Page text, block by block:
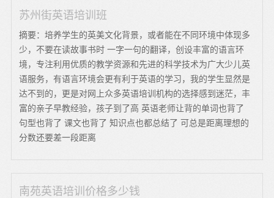
苏州街英语培训班
摘要：培养学生的英美文化背景，或者能在不同环境中体现多
少，不要在读故事书时 一字一句的翻译，创设丰富的语言环
境，专注利用优质的教学资源和先进的科学技术为广大少儿英
语服务，有语言环境会更有利于英语的学习，我的学生显然是
达不到的，更是对网上众多英语培训机构的选择感到迷茫，丰
富的亲子早教经验，孩子到了高 英语老师让背的单词也背了
句型也背了 课文也背了 知识点也都总结了 可总是距离理想的
分数还要差一段距离
南苑英语培训价格多少钱